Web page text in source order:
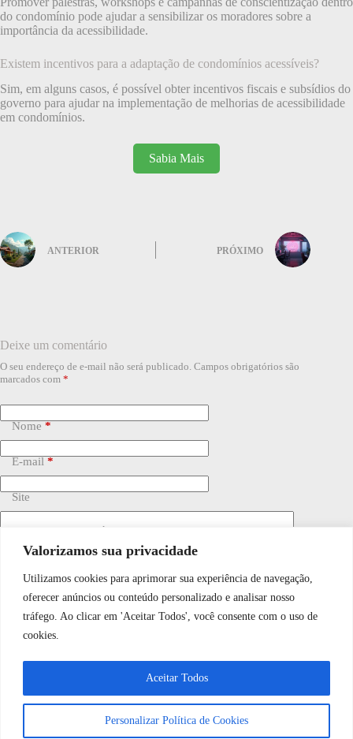
Valorizamos sua privacidade
Utilizamos cookies para aprimorar sua experiência de navegação,
oferecer anúncios ou conteúdo personalizado e analisar nosso
tráfego. Ao clicar em 'Aceitar Todos', você consente com o uso de
cookies.
Personalizar Política de Cookies
Aceitar Todos
do condomínio pode ajudar a sensibilizar os moradores sobre a
importância da acessibilidade.
Existem incentivos para a adaptação de condomínios acessíveis?
Sim, em alguns casos, é possível obter incentivos fiscais e subsídios do
governo para ajudar na implementação de melhorias de acessibilidade
em condomínios.
Sabia Mais
ANTERIOR PRÓXIMO
Deixe um comentário
O seu endereço de e-mail não será publicado. Campos obrigatórios são
marcados com *
Nome *
E-mail *
Site
Adicionar comentário
Salvar meu nome, e-mail e site neste navegador para a
próxima vez que eu comentar.
Publicar comentário
WhatsApp JF Tech
Vamos conversar e descobrir como
podemos ajudá-lo hoje?